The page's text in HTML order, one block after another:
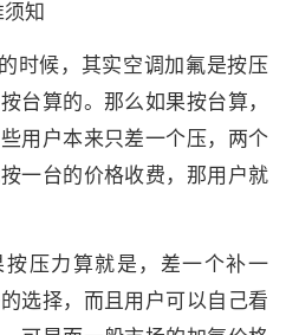
知
时候，其实空调加氟是按压
台算的。那么如果按台算，
用户本来只差一个压，两个
一台的价格收费，那用户就
压力算就是，差一个补一
选择，而且用户可以自己看